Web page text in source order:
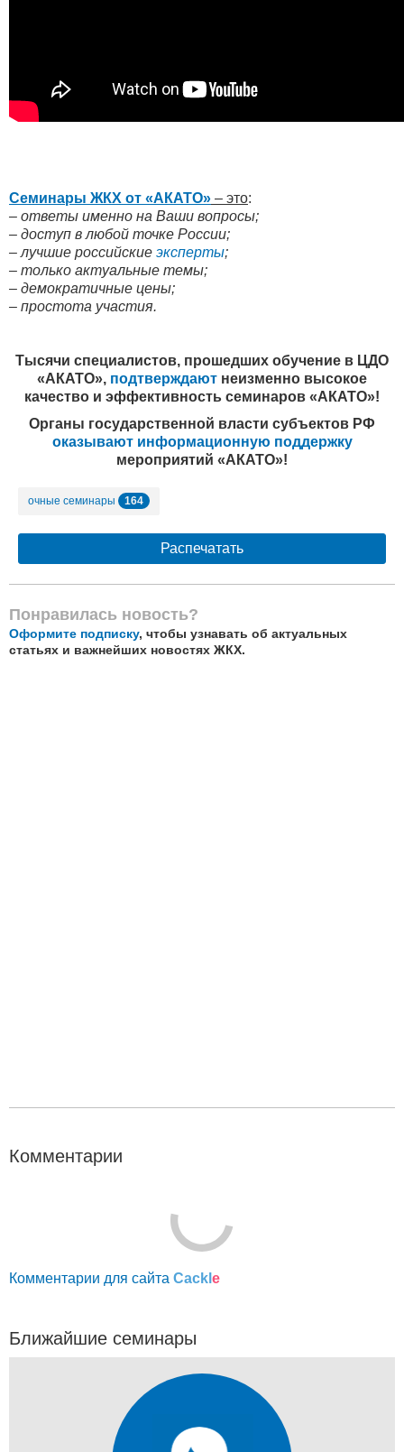
Семинары ЖКХ от «АКАТО» – это:
– ответы именно на Ваши вопросы;
– доступ в любой точке России;
– лучшие российские эксперты;
– только актуальные темы;
– демократичные цены;
– простота участия.
Тысячи специалистов, прошедших обучение в ЦДО
«АКАТО», подтверждают неизменно высокое
качество и эффективность семинаров «АКАТО»!
Органы государственной власти субъектов РФ
оказывают информационную поддержку
мероприятий «АКАТО»!
очные семинары 164
Распечатать
Понравилась новость?
Оформите подписку, чтобы узнавать об актуальных
статьях и важнейших новостях ЖКХ.
Комментарии
Комментарии для сайта Cackl e
Ближайшие семинары